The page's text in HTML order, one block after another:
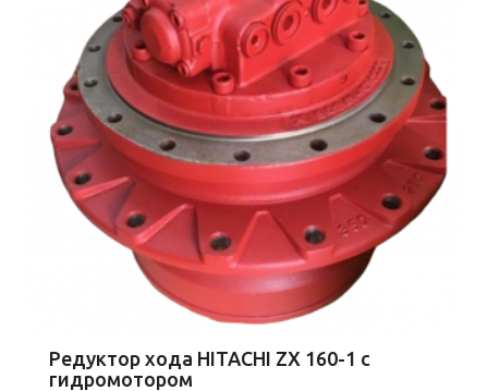
Редуктор хода HITACHI ZX 160-1 с
гидромотором